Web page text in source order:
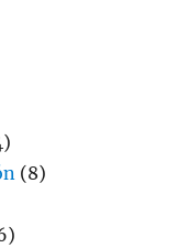
(8)